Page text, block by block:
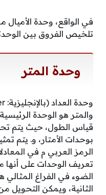
في الواقع، وحدة
تلخيص الفروق بين
وحدة المتر
والمتر هو الوحدة
قياس الطول، حيث يتم
بوحدات الأمتار، و. يتم
الرمز العربي م في
تعريف الوحدات على أنها
الثانية، ويمكن التحويل